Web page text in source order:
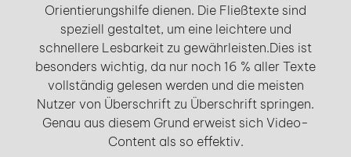
Orientierungshilfe dienen. Die Fließtexte sind
speziell gestaltet, um eine leichtere und
schnellere Lesbarkeit zu gewährleisten.Dies ist
besonders wichtig, da nur noch 16 % aller Texte
vollständig gelesen werden und die meisten
Nutzer von Überschrift zu Überschrift springen.
Genau aus diesem Grund erweist sich Video-
Content als so effektiv.